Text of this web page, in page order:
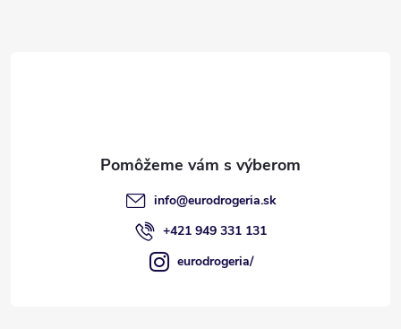
info@eurodrogeria.sk
+421 949 331 131
eurodrogeria/